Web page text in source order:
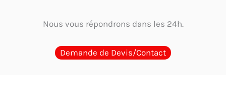
Nous vous répondrons dans les 24h.
Demande de Devis/Contact